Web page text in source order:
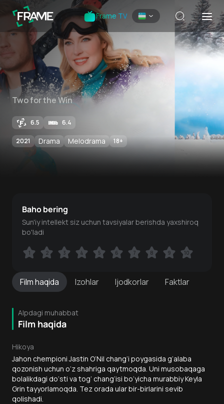
Frame TV
Two for the Win
6.5 6.4
2021 Drama Melodrama 18+
Filmhaqida Izohlar Ijodkorlar Faktlar
Alpdagi muhabbat
Film haqida
Hikoya
Jahon chempioni Jastin O‘Nil chang‘i poygasida g‘alaba
qozonish uchun o‘z shahriga qaytmoqda. Uni musobaqaga
bolalikdagi do‘sti va tog‘ chang‘isi bo‘yicha murabbiy Keyla
Grin tayyorlamoqda. Tez orada ular bir-birlarini sevib
qolishadi.
Baho bering
Sun'iy intellekt siz uchun tavsiyalar berishda yaxshiroq
bo'ladi
1 2 3 4 5 6 7 8 9 10
1 2 3 4 5 6 7 8 9 10